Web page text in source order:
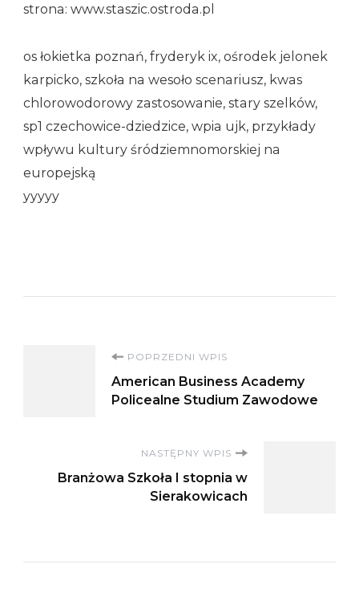
strona: www.staszic.ostroda.pl
os łokietka poznań, fryderyk ix, ośrodek jelonek
karpicko, szkoła na wesoło scenariusz, kwas
chlorowodorowy zastosowanie, stary szelków,
sp1 czechowice-dziedzice, wpia ujk, przykłady
wpływu kultury śródziemnomorskiej na
europejską
yyyyy
Nawigacja
wpisu
POPRZEDNI WPIS
American Business Academy
Policealne Studium Zawodowe
NASTĘPNY WPIS
Branżowa Szkoła I stopnia w
Sierakowicach